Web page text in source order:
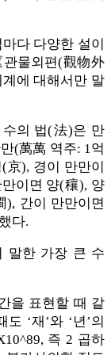
다 다양한 설이
관물외편(觀物外
에 대해서만 말
수의 법(法)은 만
(萬萬 역주: 1억
), 경이 만만이
이면 양(穰), 양
), 간이 만만이면
다.
말한 가장 큰 수
을 표현할 때 같
‘재’와 ‘년’의
즉 2 곱하